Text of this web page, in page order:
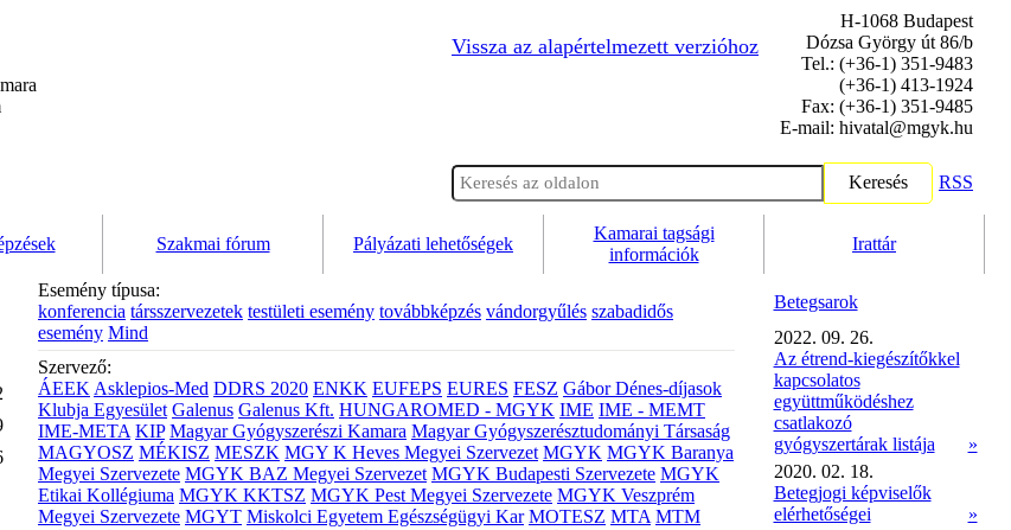
Vissza az alapértelmezett verzióhoz
H-1068 Budapest
Dózsa György út 86/b
Tel.: (+36-1) 351-9483
(+36-1) 413-1924
Fax: (+36-1) 351-9485
E-mail: hivatal@mgyk.hu
Keresés RSS
Szakmai fórum Pályázati lehetőségek
Kamarai tagsági
információk
Irattár
Esemény típusa:
konferencia társszervezetek testületi esemény továbbképzés vándorgyűlés szabadidős
esemény Mind
Szervező:
ÁEEK Asklepios-Med DDRS 2020 ENKK EUFEPS EURES FESZ Gábor Dénes-díjasok
Klubja Egyesület Galenus Galenus Kft. HUNGAROMED - MGYK IME IME - MEMT
IME-META KIP Magyar Gyógyszerészi Kamara Magyar Gyógyszerésztudományi Társaság
MAGYOSZ MÉKISZ MESZK MGY K Heves Megyei Szervezet MGYK MGYK Baranya
Megyei Szervezete MGYK BAZ Megyei Szervezet MGYK Budapesti Szervezete MGYK
Etikai Kollégiuma MGYK KKTSZ MGYK Pest Megyei Szervezete MGYK Veszprém
Megyei Szervezete MGYT Miskolci Egyetem Egészségügyi Kar MOTESZ MTA MTM
Betegsarok
2022. 09. 26.
Az étrend-kiegészítőkkel
kapcsolatos
együttműködéshez
csatlakozó
gyógyszertárak listája
»
2020. 02. 18.
Betegjogi képviselők
elérhetőségei
»